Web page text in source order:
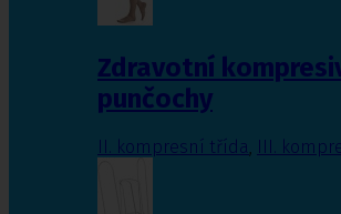
Zdravotní
punčochy
II. kompresní třída III.